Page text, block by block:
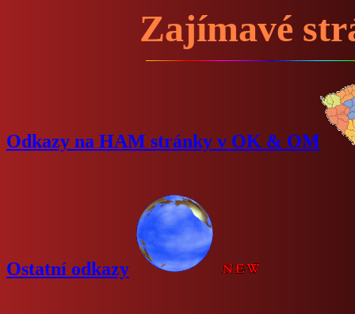
Zajímavé
Odkazy na HAM stránky v OK & OM
Ostatní odkazy